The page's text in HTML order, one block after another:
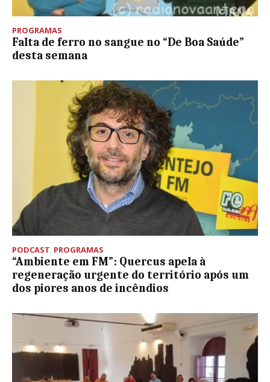
PROGRAMAS
Falta de ferro no sangue no “De Boa Saúde”
desta semana
PODCAST, PROGRAMAS
“Ambiente em FM”: Quercus apela à
regeneração urgente do território após um
dos piores anos de incêndios